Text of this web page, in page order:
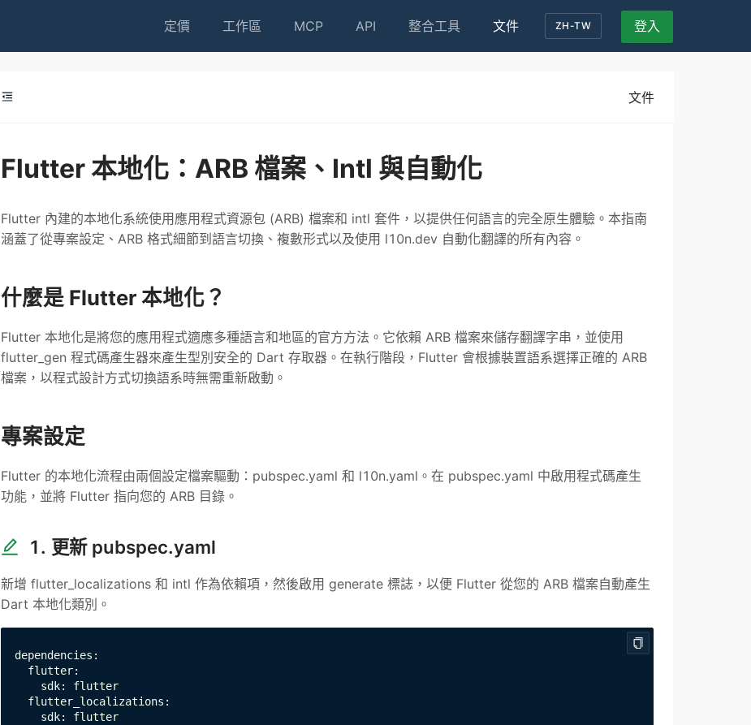
定價 工作區 MCP API 整合工具 文件 ZH-TW 登入
文件
Flutter 本地化：ARB 檔案、Intl 與自動化
Flutter 內建的本地化系統使用應用程式資源包 (ARB) 檔案和 intl 套件，以提供任何語言的完全原生體驗。本指南
涵蓋了從專案設定、ARB 格式細節到語言切換、複數形式以及使用 l10n.dev 自動化翻譯的所有內容。
什麼是 Flutter 本地化？
Flutter 本地化是將您的應用程式適應多種語言和地區的官方方法。它依賴 ARB 檔案來儲存翻譯字串，並使用
flutter_gen 程式碼產生器來產生型別安全的 Dart 存取器。在執行階段，Flutter 會根據裝置語系選擇正確的 ARB
檔案，以程式設計方式切換語系時無需重新啟動。
專案設定
Flutter 的本地化流程由兩個設定檔案驅動：pubspec.yaml 和 l10n.yaml。在 pubspec.yaml 中啟用程式碼產生
功能，並將 Flutter 指向您的 ARB 目錄。
1. 更新 pubspec.yaml
新增 flutter_localizations 和 intl 作為依賴項，然後啟用 generate 標誌，以便 Flutter 從您的 ARB 檔案自動產生
Dart 本地化類別。
dependencies:
  flutter:
    sdk: flutter
  flutter_localizations:
    sdk: flutter